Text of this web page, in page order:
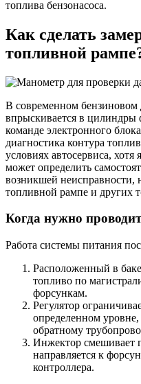
топлива бензонасоса.
Как сделать
топливной
В современном бензиновом
впрыскивается в
команде электронного
диагностика контура
условиях автосервиса,
может определить
возникшей неисправности,
топливной рампе и других
Когда нужно
Работа системы питания
Расположенный в баке
топливо по
форсункам.
Регулятор
определенном
обратному
Инжектор смешивает
направляется к
контроллера.